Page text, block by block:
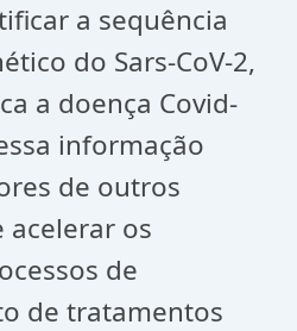
a sequência
do Sars-CoV-2,
a doença Covid-
informação
de outros
acelerar os
de
de tratamentos